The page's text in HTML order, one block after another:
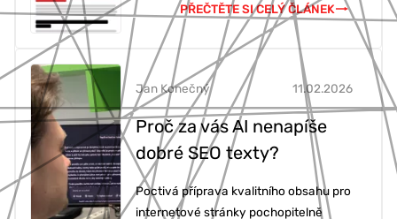
PŘEČTĚTE SI CELÝ ČLÁNEK
Proč za vás AI nenapíše
dobré SEO texty?
11.02.2026
Jan Konečný
Poctivá příprava kvalitního obsahu pro
internetové stránky pochopitelně